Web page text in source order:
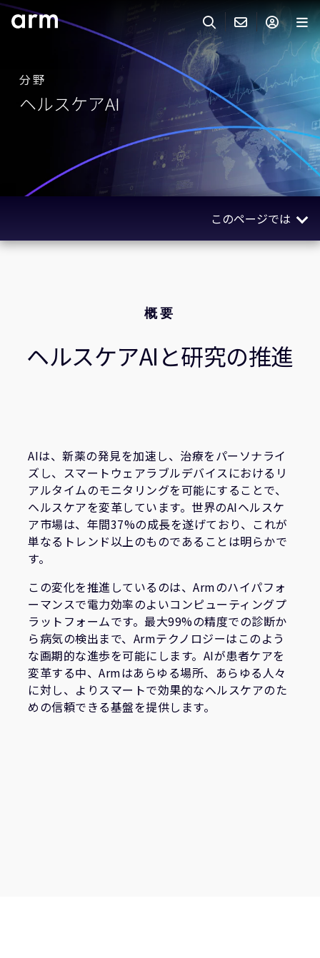
Skip to Main Content
Skip to Footer
サーチ
ARMのお問い合わせ
サポート
販売
企業様向けFlexible Access
その他のお問い合わせ
研究連携
グローバル本社
110 Fulbourn Road
Cambridge, UK
CB1 9NJ
Tel: + 44(1223) 400 400 [main reception]
Fax: + 44(1223) 400 410
ARMアカウント
Armアカウント
ログインしてArmアカウントにアクセスする。
ログイン
製品
パートナー
分野
ヘルスケアAI
このページでは
概要
概要
ヘルスケアAIと研究の推進
AIは、新薬の発見を加速し、治療をパーソナライ
ズし、スマートウェアラブルデバイスにおけるリ
アルタイムのモニタリングを可能にすることで、
ヘルスケアを変革しています。世界のAIヘルスケ
ア市場は、年間37%の成長を遂げており、これが
単なるトレンド以上のものであることは明らかで
す。
この変化を推進しているのは、Armのハイパフォ
ーマンスで電力効率のよいコンピューティングプ
ラットフォームです。最大99%の精度での診断か
ら病気の検出まで、Armテクノロジーはこのよう
な画期的な進歩を可能にします。AIが患者ケアを
変革する中、Armはあらゆる場所、あらゆる人々
に対し、よりスマートで効果的なヘルスケアのた
めの信頼できる基盤を提供します。